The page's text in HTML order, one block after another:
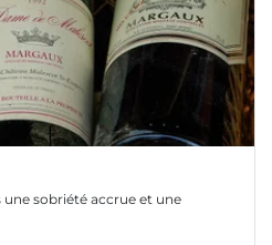
une sobriété accrue et une